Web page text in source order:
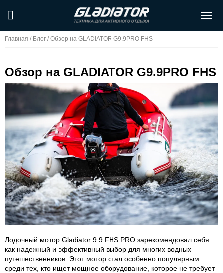
Главная / Блог / Обзор на GLADIATOR G9.9PRO FHS
Обзор на GLADIATOR G9.9PRO FHS
Лодочный мотор Gladiator 9.9 FHS PRO зарекомендовал себя
как надежный и эффективный выбор для многих водных
путешественников. Этот мотор стал особенно популярным
среди тех, кто ищет мощное оборудование, которое не требует